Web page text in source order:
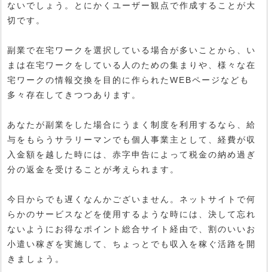
ないでしょう。とにかくユーザー観点で作成することが大
切です。
副業で在宅ワークを選択している場合が多いことから、い
まは在宅ワークをしている人のための集まりや、様々な在
宅ワークの情報交換を目的に作られたWEBページなども
多々存在してきつつあります。
あなたが副業をした場合にうまく制度を利用するなら、給
与をもらうサラリーマンでも個人事業主として、経費が収
入金額を越した時には、赤字申告によって税金の納め過ぎ
分の返金を受けることが考えられます。
今日からでも遅くなんかございません。ネットサイトで何
らかのサービスなどを使用するような時には、決して忘れ
ないようにお得なポイント総合サイト経由で、割のいいお
小遣い稼ぎを実施して、ちょっとでも収入を稼ぐ活路を開
きましょう。